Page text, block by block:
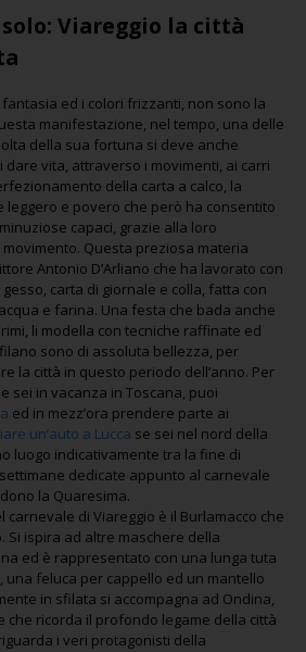
Viareggio la città
ed i colori frizzanti, non sono la
manifestazione, nel tempo, una delle
della sua fortuna si deve anche
dare vita, attraverso i movimenti, ai carri
della carta a calco, la
leggero e povero che però ha consentito
capaci, grazie alla loro
Questa preziosa materia
Antonio D’Arliano che ha lavorato con
carta di giornale e colla, fatta con
e farina. Una festa che bada anche
li modella con tecniche raffinate ed
sono di assoluta bellezza, per
la città in questo periodo dell’anno. Per
sei in vacanza in Toscana, puoi
ed in mezz’ora prendere parte ai
un’auto a Lucca se sei nel nord della
luogo indicativamente tra la fine di
dedicate appunto al carnevale
la Quaresima.
carnevale di Viareggio è il Burlamacco che
Si ispira ad altre maschere della
ed è rappresentato con una lunga tuta
una feluca per cappello ed un mantello
in sfilata si accompagna ad Ondina,
che ricorda il profondo legame della città
i veri protagonisti della